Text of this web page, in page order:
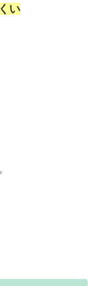
い